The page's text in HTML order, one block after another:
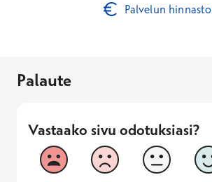
Palvelun hinnasto
Palaute
Vastaako sivu odotuksiasi?
Vastaako sivu odotuksiasi?
1
Vastaa huonosti
2 3 4